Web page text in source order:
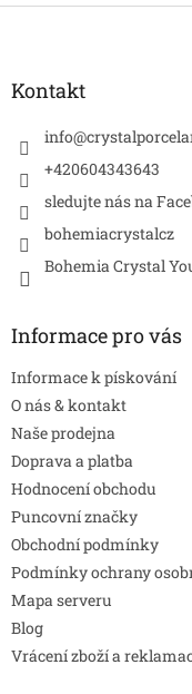
Z
Kontakt
info@
+420604343643
sledujte nás na
bohemiacrystalcz
Bohemia Crystal
Informace pro vás
Informace k pískování
O nás & kontakt
Naše prodejna
Doprava a platba
Hodnocení obchodu
Puncovní značky
Obchodní podmínky
Podmínky ochrany
Mapa serveru
Blog
Vrácení zboží a